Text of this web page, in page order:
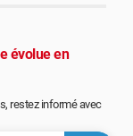
évolue en
restez informé avec